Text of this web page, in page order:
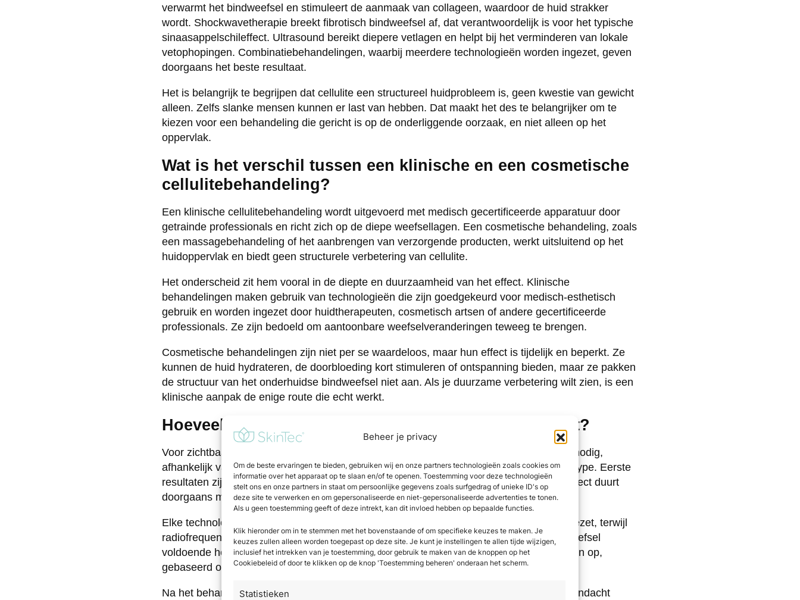
Beheer je privacy
Om de beste ervaringen te bieden, gebruiken wij en onze partners technologieën zoals cookies om
informatie over het apparaat op te slaan en/of te openen. Toestemming voor deze technologieën
stelt ons en onze partners in staat om persoonlijke gegevens zoals surfgedrag of unieke ID's op
deze site te verwerken en om gepersonaliseerde en niet-gepersonaliseerde advertenties te tonen.
Als u geen toestemming geeft of deze intrekt, kan dit invloed hebben op bepaalde functies.
Klik hieronder om in te stemmen met het bovenstaande of om specifieke keuzes te maken. Je
keuzes zullen alleen worden toegepast op deze site. Je kunt je instellingen te allen tijde wijzigen,
inclusief het intrekken van je toestemming, door gebruik te maken van de knoppen op het
Cookiebeleid of door te klikken op de knop 'Toestemming beheren' onderaan het scherm.
Statistieken
verwarmt het bindweefsel en stimuleert de aanmaak van collageen, waardoor de huid strakker
wordt. Shockwavetherapie breekt fibrotisch bindweefsel af, dat verantwoordelijk is voor het typische
sinaasappelschileffect. Ultrasound bereikt diepere vetlagen en helpt bij het verminderen van lokale
vetophopingen. Combinatiebehandelingen, waarbij meerdere technologieën worden ingezet, geven
doorgaans het beste resultaat.
Het is belangrijk te begrijpen dat cellulite een structureel huidprobleem is, geen kwestie van gewicht
alleen. Zelfs slanke mensen kunnen er last van hebben. Dat maakt het des te belangrijker om te
kiezen voor een behandeling die gericht is op de onderliggende oorzaak, en niet alleen op het
oppervlak.
Wat is het verschil tussen een klinische en een cosmetische
cellulitebehandeling?
Een klinische cellulitebehandeling wordt uitgevoerd met medisch gecertificeerde apparatuur door
getrainde professionals en richt zich op de diepe weefsellagen. Een cosmetische behandeling, zoals
een massagebehandeling of het aanbrengen van verzorgende producten, werkt uitsluitend op het
huidoppervlak en biedt geen structurele verbetering van cellulite.
Het onderscheid zit hem vooral in de diepte en duurzaamheid van het effect. Klinische
behandelingen maken gebruik van technologieën die zijn goedgekeurd voor medisch-esthetisch
gebruik en worden ingezet door huidtherapeuten, cosmetisch artsen of andere gecertificeerde
professionals. Ze zijn bedoeld om aantoonbare weefselveranderingen teweeg te brengen.
Cosmetische behandelingen zijn niet per se waardeloos, maar hun effect is tijdelijk en beperkt. Ze
kunnen de huid hydrateren, de doorbloeding kort stimuleren of ontspanning bieden, maar ze pakken
de structuur van het onderhuidse bindweefsel niet aan. Als je duurzame verbetering wilt zien, is een
klinische aanpak de enige route die echt werkt.
Hoeveel sessies heb je nodig voor zichtbaar resultaat?
Voor zichtbaar resultaat bij een cellulitebehandeling zijn gemiddeld zes tot tien sessies nodig,
afhankelijk van de ernst van de cellulite, de gebruikte technologie en je individuele huidtype. Eerste
resultaten zijn soms al na drie tot vier sessies merkbaar, maar een volledig behandeltraject duurt
doorgaans meerdere weken.
Elke technologie heeft zijn eigen protocol. Shockwavetherapie wordt vaak wekelijks ingezet, terwijl
radiofrequentiebehandelingen met iets langere tussenpozen worden gepland om het weefsel
voldoende hersteltijd te geven. Een goede kliniek stelt altijd een persoonlijk behandelplan op,
gebaseerd op een intakegesprek en huidanalyse.
Na het behandeltraject is onderhoud belangrijk. Cellulite kan terugkomen als er geen aandacht